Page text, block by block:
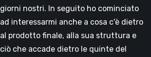
giorni nostri. In seguito ho cominciato
ad interessarmi anche a cosa c'è dietro
al prodotto finale, alla sua struttura e
ciò che accade dietro le quinte del